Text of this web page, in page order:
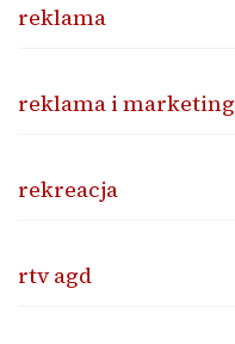
reklama
reklama i marketing
rekreacja
rtv agd